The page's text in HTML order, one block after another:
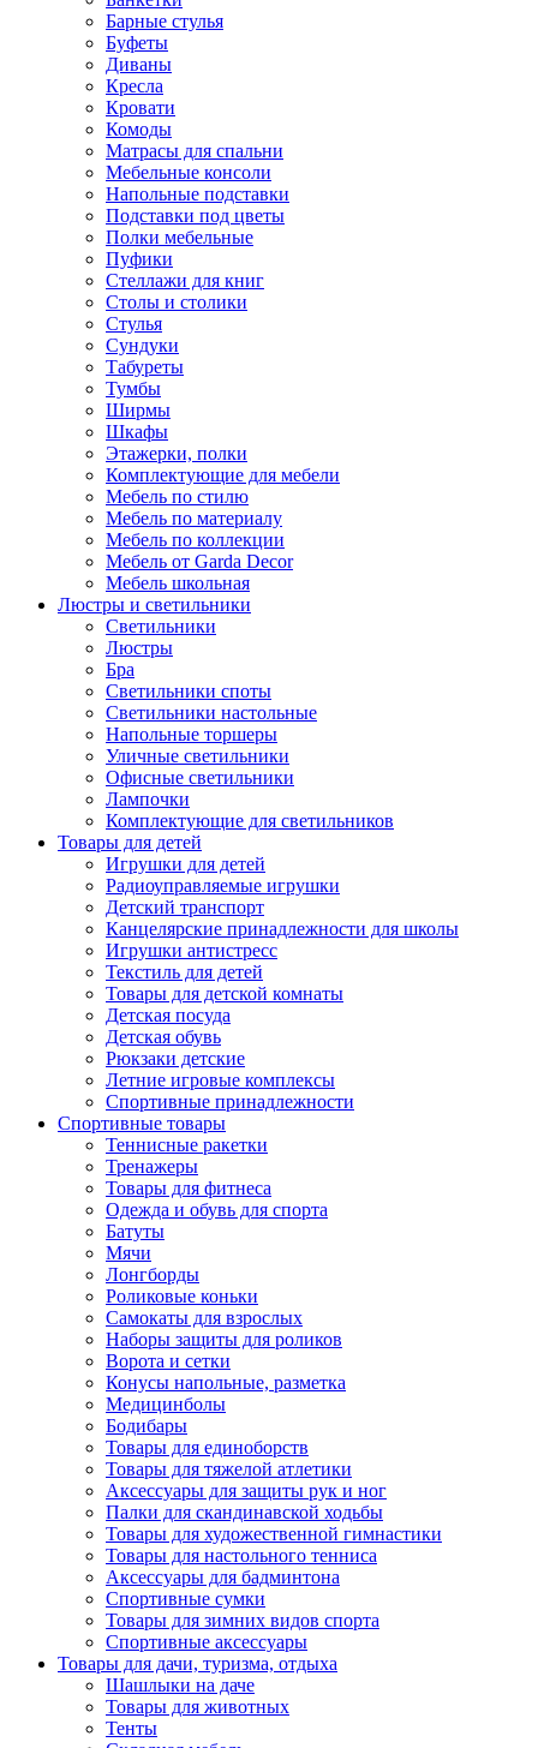
Барные стулья
Буфеты
Диваны
Кресла
Кровати
Комоды
Матрасы для спальни
Мебельные консоли
Напольные подставки
Подставки под цветы
Полки мебельные
Пуфики
Стеллажи для книг
Столы и столики
Стулья
Сундуки
Табуреты
Тумбы
Ширмы
Шкафы
Этажерки, полки
Комплектующие для мебели
Мебель по стилю
Мебель по материалу
Мебель по коллекции
Мебель от Garda Decor
Мебель школьная
Люстры и светильники
Светильники
Люстры
Бра
Светильники споты
Светильники настольные
Напольные торшеры
Уличные светильники
Офисные светильники
Лампочки
Комплектующие для светильников
Товары для детей
Игрушки для детей
Радиоуправляемые игрушки
Детский транспорт
Канцелярские принадлежности для школы
Игрушки антистресс
Текстиль для детей
Товары для детской комнаты
Детская посуда
Детская обувь
Рюкзаки детские
Летние игровые комплексы
Спортивные принадлежности
Спортивные товары
Теннисные ракетки
Тренажеры
Товары для фитнеса
Одежда и обувь для спорта
Батуты
Мячи
Лонгборды
Роликовые коньки
Самокаты для взрослых
Наборы защиты для роликов
Ворота и сетки
Конусы напольные, разметка
Медицинболы
Бодибары
Товары для единоборств
Товары для тяжелой атлетики
Аксессуары для защиты рук и ног
Палки для скандинавской ходьбы
Товары для художественной гимнастики
Товары для настольного тенниса
Аксессуары для бадминтона
Спортивные сумки
Товары для зимних видов спорта
Спортивные аксессуары
Товары для дачи, туризма, отдыха
Шашлыки на даче
Товары для животных
Тенты